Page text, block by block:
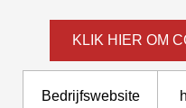
KLIK HIER OM
Bedrijfswebsite